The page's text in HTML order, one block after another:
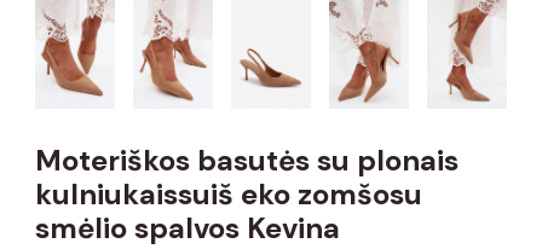
Moteriškos basutės su plonais
kulniukaissuiš eko zomšosu
smėlio spalvos Kevina